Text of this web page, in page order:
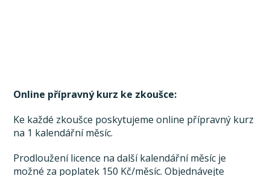
Online přípravný kurz ke zkoušce:
Ke každé zkoušce poskytujeme online přípravný kurz
na 1 kalendářní měsíc.
Prodloužení licence na další kalendářní měsíc je
možné za poplatek 150 Kč/měsíc. Objednávejte